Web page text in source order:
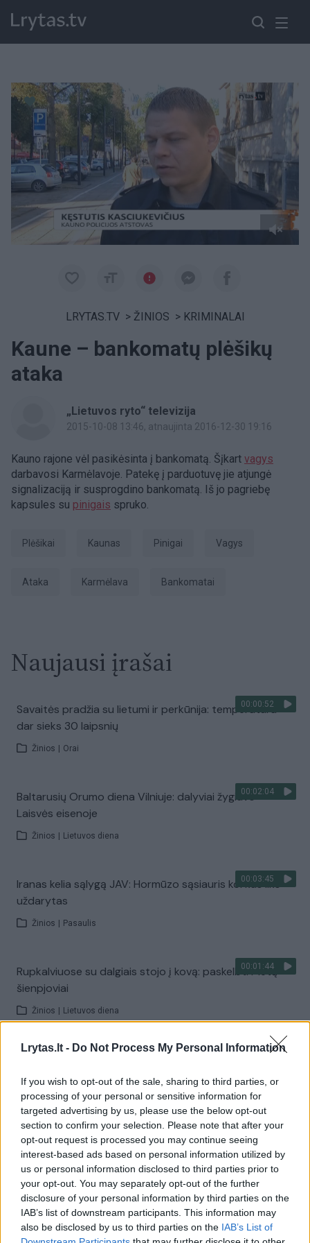
Lrytas.lt - Do Not Process My Personal Information
If you wish to opt-out of the sale, sharing to third parties, or
processing of your personal or sensitive information for
targeted advertising by us, please use the below opt-out
section to confirm your selection. Please note that after your
opt-out request is processed you may continue seeing
interest-based ads based on personal information utilized by
us or personal information disclosed to third parties prior to
your opt-out. You may separately opt-out of the further
disclosure of your personal information by third parties on the
IAB’s list of downstream participants. This information may
also be disclosed by us to third parties on the IAB’s List of
Paremkite Ukrainą
LRYTAS.TV > ŽINIOS > KRIMINALAI
Kaune – bankomatų plėšikų
ataka
„Lietuvos ryto“ televizija
2015-10-08 13:46, atnaujinta 2016-12-30 19:16
Kauno rajone vėl pasikėsinta į bankomatą. Šįkart vagys
darbavosi Karmėlavoje. Patekę į parduotuvę jie atjungė
signalizaciją ir susprogdino bankomatą. Iš jo pagriebę
kapsules su pinigais spruko.
plėšikai Kaunas Pinigai vagys
ataka Karmėlava bankomatai
Naujausi įrašai
00:00:52
Savaitės pradžia su lietumi ir perkūnija: temperatūra
dar sieks 30 laipsnių
Žinios Orai
00:02:04
Baltarusių Orumo diena Vilniuje: dalyviai žygiavo
Laisvės eisenoje
Žinios Lietuvos diena
00:03:45
Iranas kelia sąlygą JAV: Hormūzo sąsiauris kol kas liks
uždarytas
Žinios Pasaulis
00:01:44
Rupkalviuose su dalgiais stojo į kovą: paskelbti Metų
šienpjoviai
Žinios Lietuvos diena
Visi įrašai
Žiūrimiausi įrašai
00:00:30
Vaizdai iš tragiškos avarijos Vilniaus r.: dviejų moterų ir
vaiko gyvybių išgelbėti nepavyko
Žinios Lietuvos diena